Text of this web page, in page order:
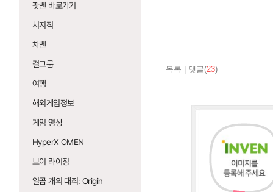
팟벤 바로가기
치지직
차벤
걸그룹
여행
해외게임정보
게임 영상
HyperX OMEN
브이 라이징
일곱 개의 대죄: Origin
목록 댓글(23)